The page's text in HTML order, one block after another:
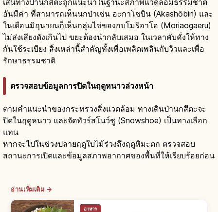
อันมีค่า ที่สามารถเห็นนกป่าเช่น อะกาโชบิน (Akashōbin) และ
ในเดือนมิถุนายนก็เห็นกลุ่มไข่ของกบโมริอาโอ (Moriaogaeru)
ไม่ส่งเสียงดังเกินไป ขยะต้องนำกลับเสมอ ในเวลาคับคั่งให้ทาง
กันใช้ระเบียง สิ่งเหล่านี้สำคัญทั้งเพื่อเพลิดเพลินกับวิวและเพื่อ
รักษาธรรมชาติ
ตรวจสอบข้อมูลการปิดในฤดูหนาวล่วงหน้า
ตามคำแนะนำของกระทรวงสิ่งแวดล้อม ทางเดินป่านกสึตะจะ
ปิดในฤดูหนาว และจัดทัวร์สโนว์ชู (Snowshoe) เป็นทางเลือก
แทน
หากจะไปในช่วงปลายฤดูใบไม้ร่วงถึงฤดูหิมะตก ตรวจสอบ
สถานะการเปิดและข้อมูลสภาพอากาศของพื้นที่ให้เรียบร้อยก่อน
อ่านเพิ่มเติม →
อาหาร